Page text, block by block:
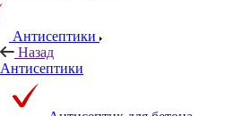
Антисептики
Назад
Антисептики